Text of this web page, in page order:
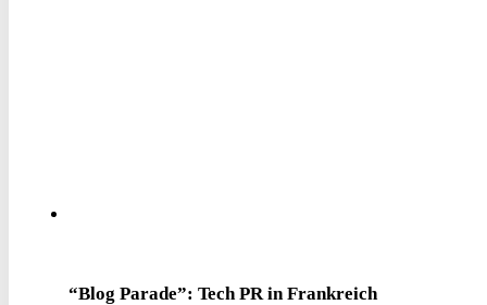
“Blog Parade”: Tech PR in Frankreich